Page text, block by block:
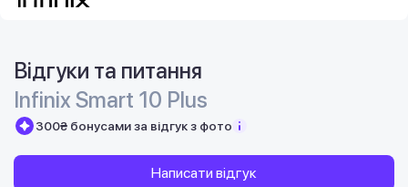
Відгуки та питання
Infinix Smart 10 Plus
300₴ бонусами за відгук з фото
Написати відгук